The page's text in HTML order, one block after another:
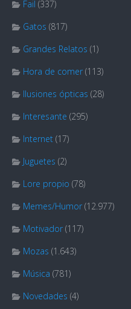
Fail (337)
Gatos (817)
Grandes Relatos (1)
Hora de comer (113)
Ilusiones ópticas (28)
Interesante (295)
Internet (17)
Juguetes (2)
Lore propio (78)
Memes/Humor (12.977)
Motivador (117)
Mozas (1.643)
Música (781)
Novedades (4)